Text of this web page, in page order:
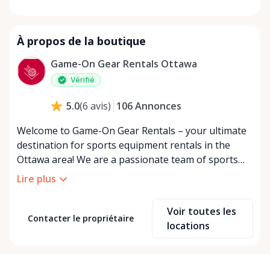
À propos de la boutique
Game-On Gear Rentals Ottawa
Vérifié
5.0(6 avis) 106Annonces
Welcome to Game-On Gear Rentals – your ultimate
destination for sports equipment rentals in the
Ottawa area! We are a passionate team of sports
enthusiasts dedicated to providing you with an
extensive range of quality sporting goods for every
looking to try out a new hobby, a seasoned pro in
need of temporary gear, or an event organizer
Lire plus
Contacter le propriétaire
Voir toutes les
locations